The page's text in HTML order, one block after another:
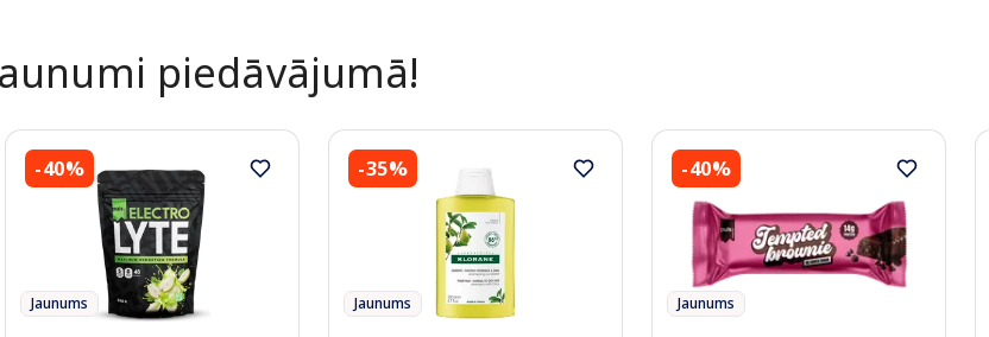
piedāvājumā!
-40%
Jaunums
-35%
Jaunums
-40%
Jaunums